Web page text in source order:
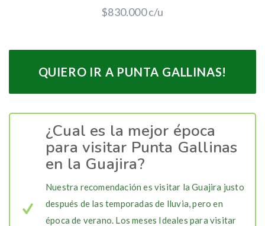
$830.000 c/u
QUIERO IR A PUNTA GALLINAS!
¿Cual es la mejor época
para visitar Punta Gallinas
en la Guajira?
Nuestra recomendación es visitar la Guajira justo
después de las temporadas de lluvia, pero en
época de verano. Los meses Ideales para visitar